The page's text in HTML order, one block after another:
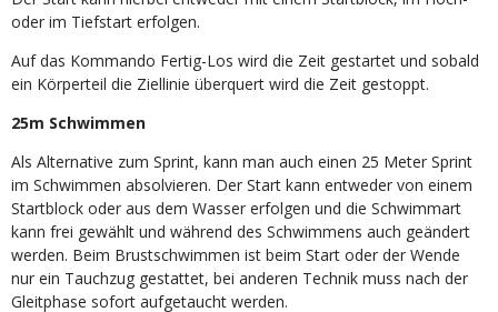
oder im Tiefstart erfolgen.
Auf das Kommando Fertig-Los wird die Zeit gestartet und sobald
ein Körperteil die Ziellinie überquert wird die Zeit gestoppt.
25m Schwimmen
Als Alternative zum Sprint, kann man auch einen 25 Meter Sprint
im Schwimmen absolvieren. Der Start kann entweder von einem
Startblock oder aus dem Wasser erfolgen und die Schwimmart
kann frei gewählt und während des Schwimmens auch geändert
werden. Beim Brustschwimmen ist beim Start oder der Wende
nur ein Tauchzug gestattet, bei anderen Technik muss nach der
Gleitphase sofort aufgetaucht werden.